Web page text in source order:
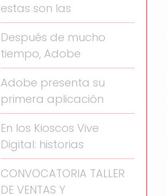
estas son las
Después de mucho
tiempo, Adobe
Adobe presenta su
primera aplicación
En los Kioscos Vive
Digital: historias
CONVOCATORIA TALLER
DE VENTAS Y